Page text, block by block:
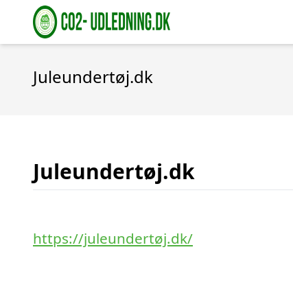
Juleundertøj.dk
Juleundertøj.dk
https://juleundertøj.dk/